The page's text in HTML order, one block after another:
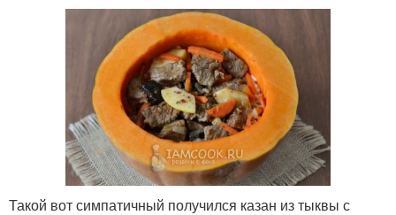
Такой вот симпатичный получился казан из тыквы с